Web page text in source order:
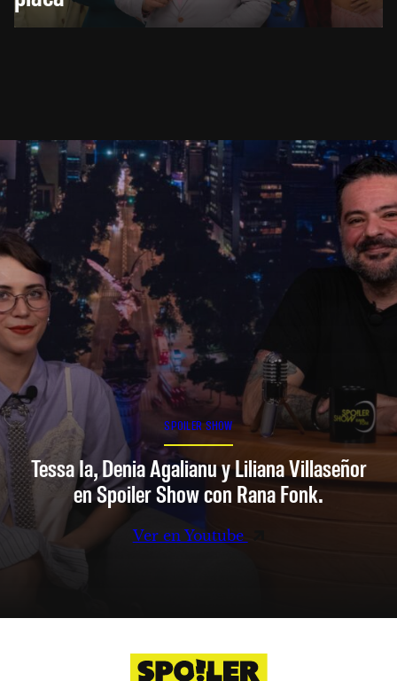
SPOILER SHOW
Tessa Ia, Denia Agalianu y Liliana Villaseñor
en Spoiler Show con Rana Fonk.
Ver en Youtube